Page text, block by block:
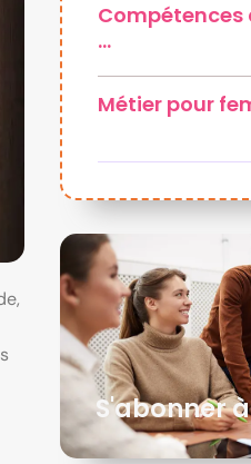
…
Métier pour
S'abonner